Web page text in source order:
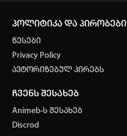
პოლიტიკა და პირობები
წესები
Privacy Policy
ავტორიზებულ პირებს
ჩვენს შესახებ
Animeb-ს შესახებ
Discrod